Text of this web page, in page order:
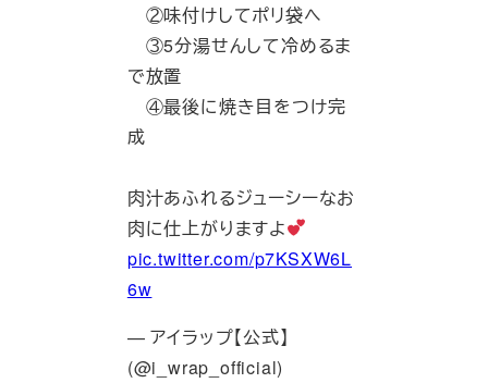
②味付けしてポリ袋へ
③5分湯せんして冷めるま
で放置
④最後に焼き目をつけ完
成
肉汁あふれるジューシーなお
肉に仕上がりますよ
pic.twitter.com/p7KSXW6L
6w
— アイラップ【公式】
(@i_wrap_official)